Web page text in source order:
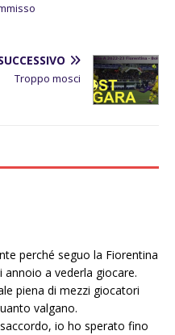
Troppo mosci
perché seguo la Fiorentina
a vederla giocare.
piena di mezzi giocatori
valgano.
io ho sperato fino